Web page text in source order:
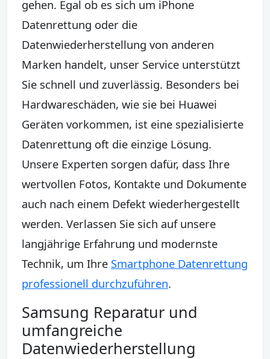
gehen. Egal ob es sich um iPhone
Datenrettung oder die
Datenwiederherstellung von anderen
Marken handelt, unser Service unterstützt
Sie schnell und zuverlässig. Besonders bei
Hardwareschäden, wie sie bei Huawei
Geräten vorkommen, ist eine spezialisierte
Datenrettung oft die einzige Lösung.
Unsere Experten sorgen dafür, dass Ihre
wertvollen Fotos, Kontakte und Dokumente
auch nach einem Defekt wiederhergestellt
werden. Verlassen Sie sich auf unsere
langjährige Erfahrung und modernste
Technik, um Ihre Smartphone Datenrettung
professionell durchzuführen.
Samsung Reparatur und
umfangreiche
Datenwiederherstellung